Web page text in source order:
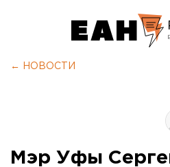
← НОВОСТИ
Мэр Уфы